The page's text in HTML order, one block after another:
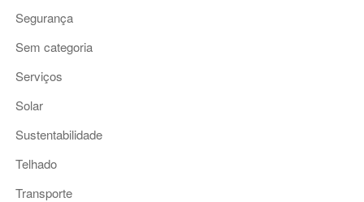
Segurança
Sem categoria
Serviços
Solar
Sustentabilidade
Telhado
Transporte